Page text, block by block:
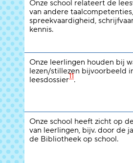
Onze school relateert de
van andere
spreekvaardigheid,
kennis.
Onze leerlingen houden bij
lezen/stillezen bijvoorbeeld
leesdossier11.
Onze school heeft zicht op
van leerlingen, bijv. door de
de Bibliotheek op school.